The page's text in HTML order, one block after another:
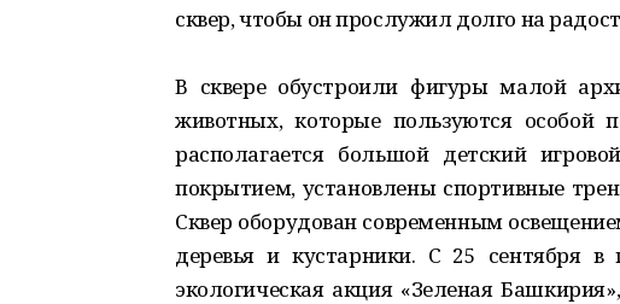
сквер, чтобы он прослужил долго на
В сквере обустроили фигуры малой
животных, которые пользуются особой
располагается большой детский
покрытием, установлены спортивные
Сквер оборудован современным
деревья и кустарники. С 25 сентября в
экологическая акция «Зеленая